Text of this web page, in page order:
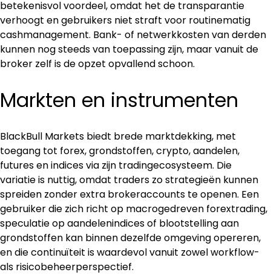
betekenisvol voordeel, omdat het de transparantie
verhoogt en gebruikers niet straft voor routinematig
cashmanagement. Bank- of netwerkkosten van derden
kunnen nog steeds van toepassing zijn, maar vanuit de
broker zelf is de opzet opvallend schoon.
Markten en instrumenten
BlackBull Markets biedt brede marktdekking, met
toegang tot forex, grondstoffen, crypto, aandelen,
futures en indices via zijn tradingecosysteem. Die
variatie is nuttig, omdat traders zo strategieën kunnen
spreiden zonder extra brokeraccounts te openen. Een
gebruiker die zich richt op macrogedreven forextrading,
speculatie op aandelenindices of blootstelling aan
grondstoffen kan binnen dezelfde omgeving opereren,
en die continuïteit is waardevol vanuit zowel workflow-
als risicobeheerperspectief.